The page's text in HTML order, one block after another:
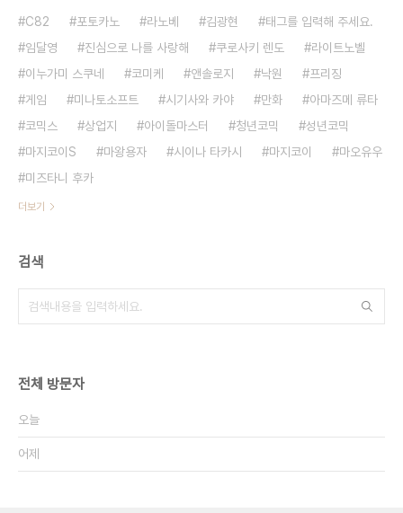
C82 포토카노 라노베 김광현
태그를 입력해 주세요.
임달영
진심으로 나를 사랑해 쿠로사키 렌도
라이트노벨
이누가미 스쿠네
코미케 앤솔로지 낙원
프리징
게임
미나토소프트 시기사와 카야 만화
아마즈메 류타
코믹스
상업지 아이돌마스터 청년코믹
성년코믹
마지코이S
마왕용자 시이나 타카시 마지코이
마오유우
미즈타니 후카
더보기
검색
전체 방문자
오늘
어제